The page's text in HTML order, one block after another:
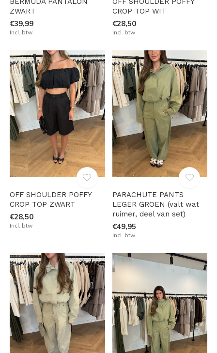
ZWART
€39,99
Incl. btw
CROP TOP WIT
€28,50
Incl. btw
OFF SHOULDER POFFY
CROP TOP ZWART
€28,50
Incl. btw
PARACHUTE PANTS
LEGER GROEN (valt wat
ruimer, deel van set)
€49,95
Incl. btw